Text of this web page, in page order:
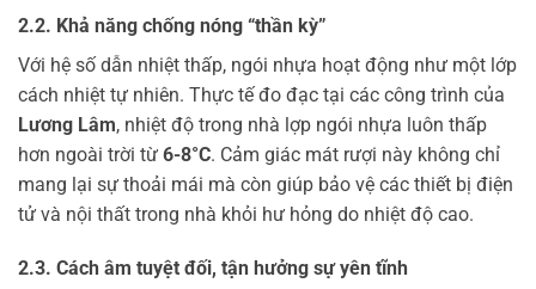
2.2. Khả năng chống nóng “thần kỳ”
Với hệ số dẫn nhiệt thấp, ngói nhựa hoạt động như một lớp
cách nhiệt tự nhiên. Thực tế đo đạc tại các công trình của
Lương Lâm, nhiệt độ trong nhà lợp ngói nhựa luôn thấp
hơn ngoài trời từ 6-8°C. Cảm giác mát rượi này không chỉ
mang lại sự thoải mái mà còn giúp bảo vệ các thiết bị điện
tử và nội thất trong nhà khỏi hư hỏng do nhiệt độ cao.
2.3. Cách âm tuyệt đối, tận hưởng sự yên tĩnh